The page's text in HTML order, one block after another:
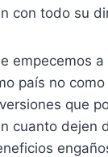
con todo su
empecemos
país no
que
cuanto dejen